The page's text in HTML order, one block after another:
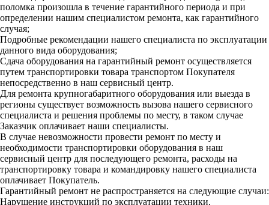
поломка произошла в течение гарантийного периода и при
определении нашим специалистом ремонта, как гарантийного
случая;
Подробные рекомендации нашего специалиста по эксплуатации
данного вида оборудования;
Сдача оборудования на гарантийный ремонт осуществляется
путем транспортировки товара транспортом Покупателя
непосредственно в наш сервисный центр.
Для ремонта крупногабаритного оборудования или выезда в
регионы существует возможность вызова нашего сервисного
специалиста и решения проблемы по месту, в таком случае
Заказчик оплачивает наши специалисты.
В случае невозможности провести ремонт по месту и
необходимости транспортировки оборудования в наш
сервисный центр для последующего ремонта, расходы на
транспортировку товара и командировку нашего специалиста
оплачивает Покупатель.
Гарантийный ремонт не распространяется на следующие случаи:
Нарушение инструкций по эксплуатации техники,